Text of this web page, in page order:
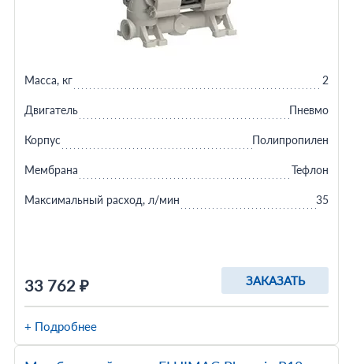
33 762 ₽ ЗАКАЗАТЬ
Масса, кг 2
Двигатель Пневмо
Корпус Полипропилен
Мембрана Тефлон
Максимальный расход, л/мин 35
+ Подробнее